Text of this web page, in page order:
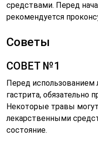
средствами. Перед
рекомендуется
Советы
СОВЕТ №1
Перед использованием
гастрита, обязательно
Некоторые травы
лекарственными
состояние.